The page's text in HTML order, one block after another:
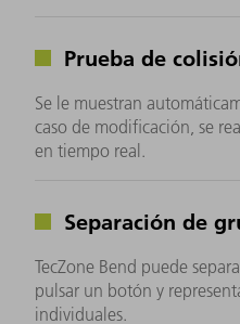
Prueba de
Se le muestran
caso de modificación, se
en tiempo real.
Separación de
TecZone Bend puede
pulsar un botón y
individuales.